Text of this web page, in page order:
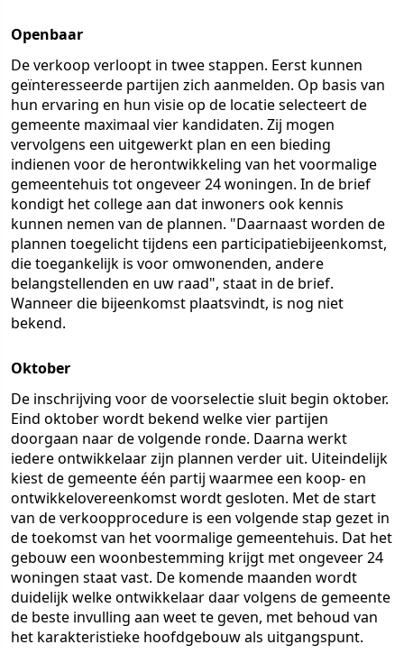
Openbaar
De verkoop verloopt in twee stappen. Eerst kunnen
geïnteresseerde partijen zich aanmelden. Op basis van
hun ervaring en hun visie op de locatie selecteert de
gemeente maximaal vier kandidaten. Zij mogen
vervolgens een uitgewerkt plan en een bieding
indienen voor de herontwikkeling van het voormalige
gemeentehuis tot ongeveer 24 woningen. In de brief
kondigt het college aan dat inwoners ook kennis
kunnen nemen van de plannen. "Daarnaast worden de
plannen toegelicht tijdens een participatiebijeenkomst,
die toegankelijk is voor omwonenden, andere
belangstellenden en uw raad", staat in de brief.
Wanneer die bijeenkomst plaatsvindt, is nog niet
bekend.
Oktober
De inschrijving voor de voorselectie sluit begin oktober.
Eind oktober wordt bekend welke vier partijen
doorgaan naar de volgende ronde. Daarna werkt
iedere ontwikkelaar zijn plannen verder uit. Uiteindelijk
kiest de gemeente één partij waarmee een koop- en
ontwikkelovereenkomst wordt gesloten. Met de start
van de verkoopprocedure is een volgende stap gezet in
de toekomst van het voormalige gemeentehuis. Dat het
gebouw een woonbestemming krijgt met ongeveer 24
woningen staat vast. De komende maanden wordt
duidelijk welke ontwikkelaar daar volgens de gemeente
de beste invulling aan weet te geven, met behoud van
het karakteristieke hoofdgebouw als uitgangspunt.